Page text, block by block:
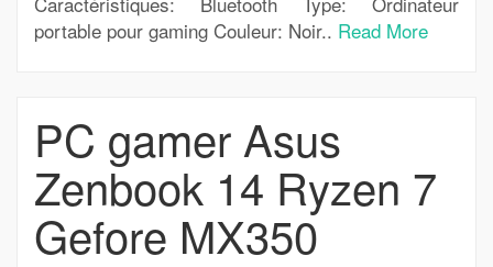
portable pour gaming Couleur: Noir.. Read More
PC gamer Asus
Zenbook 14 Ryzen 7
Gefore MX350